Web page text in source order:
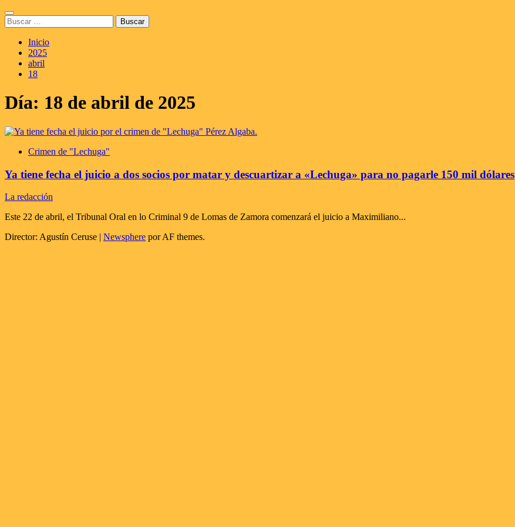
Saltar
al
contenido
Menú
principal
Buscar:
Inicio
2025
abril
18
Día: 18 de abril de 2025
Crimen de "Lechuga"
Ya tiene fecha el juicio a dos socios por matar y descuartizar a «Lechuga» para no pagarle 150 mil dólares
La redacción
Este 22 de abril, el Tribunal Oral en lo Criminal 9 de Lomas de Zamora comenzará el juicio a Maximiliano...
Director: Agustín Ceruse | Newsphere por AF themes.